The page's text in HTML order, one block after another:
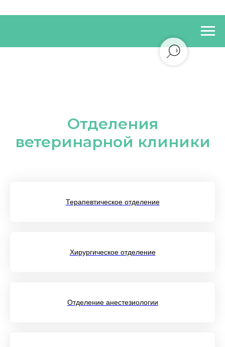
Отделения
ветеринарной клиники
Терапевтическое отделение
Хирургическое отделение
Отделение анестезиологии